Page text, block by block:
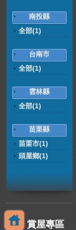
南投縣
全部(1)
台南市
全部(1)
雲林縣
全部(1)
苗栗縣
苗栗市(1)
頭屋鄉(1)
賞屋專區